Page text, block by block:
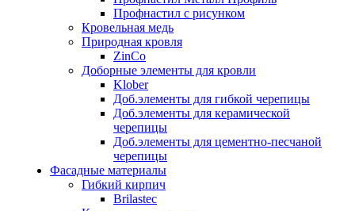
Профнастил с рисунком
Кровельная медь
Природная кровля
ZinCo
Доборные элементы для кровли
Klober
Доб.элементы для гибкой черепицы
Доб.элементы для керамической
черепицы
Доб.элементы для цементно-песчаной
черепицы
Фасадные материалы
Гибкий кирпич
Brilastec